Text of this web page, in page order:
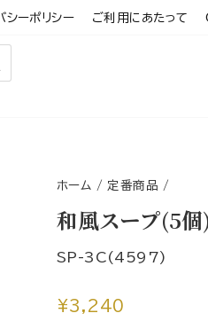
シーポリシー ご利用にあたって
ホーム / 定番商品 /
和風スープ(5
SP-3C(4597)
通
¥3,240